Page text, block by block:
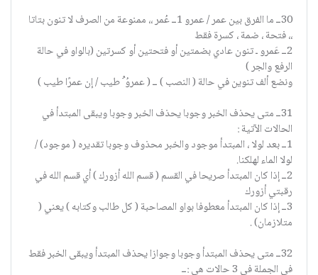
30ــ ما الفرق بين عمر / عمرو 1ــ عُمر ،، ممنوعة من الصرف لا تنون بتاتا
،، فتحة ، ضمة ، كسرة فقط
2ــ عَمرو ـ تنون عادي بضمتين أو فتحتين أو كسرتين (بالواو في حالة
الرفع والجر )
ونضع ألف تنوين في حالة ( النصب ) ــ ( عمروُ ُ طيب / إن عمرًا طيب )
31ــ متى يحذف الخبر وجوبا يحذف الخبر وجوبا ويبقى المبتدأ في
الحالات الآتية :
1ــ بعد لولا ، المبتدأ موجود والخبر محذوف وجوبا تقديره ( موجود) /
لولا الماء لهلكنا.
2ــ إذا كان المبتدأ صريحا في القسم ( قسم الله أزورك ) أي قسم الله في
رقبتي أزورك
3ــ إذا كان المبتدأ معطوفا بواو المصاحبة ( كل طالب وكتابه ) يعني (
متلازمان) .
32ــ متى يحذف المبتدأ وجوبا وجوازا يحذف المبتدأ ويبقى الخبر فقط
في الجملة في 3 حالات هي :ــ